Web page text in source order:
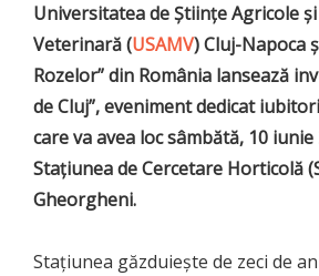
Universitatea de Științe Agricole
Veterinară (USAMV) Cluj-Napoca
Rozelor” din România lansează
de Cluj”, eveniment dedicat
care va avea loc sâmbătă, 10 iunie
Stațiunea de Cercetare Horticolă
Gheorgheni.
Stațiunea găzduiește de zeci de